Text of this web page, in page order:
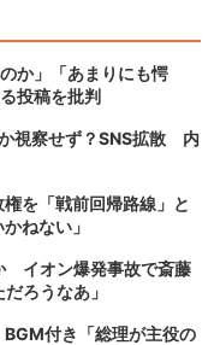
か」「あまりにも愕
投稿を批判
視察せず？SNS拡散 内
を「戦前回帰路線」と
ねない」
イオン爆発事故で斎藤
ろうなあ」
付き「総理が主役の